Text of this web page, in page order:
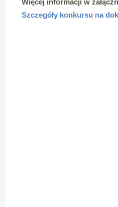
Więcej informacji w
Szczegóły konkursu na